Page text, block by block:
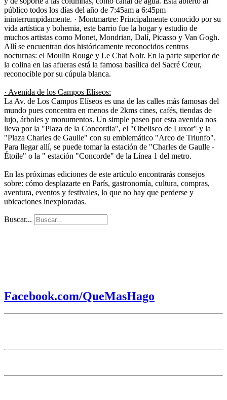
público todos los días del año de 7:45am a 6:45pm
ininterrumpidamente. · Montmartre: Principalmente conocido por su
vida artística y bohemia, este barrio fue la hogar y estudio de
muchos artistas como Monet, Mondrian, Dalí, Picasso y Van Gogh.
Allí se encuentran dos históricamente reconocidos centros
nocturnas: el Moulin Rouge y Le Chat Noir. En la parte superior de
la colina en las afueras está la famosa basílica del Sacré Cœur,
reconocible por su cúpula blanca.
· Avenida de los Campos Elíseos:
La Av. de Los Campos Elíseos es una de las calles más famosas del
mundo pues concentra en menos de 2kms cines, cafés, tiendas de
lujo, árboles y monumentos. Un simple paseo por esta avenida nos
lleva por la "Plaza de la Concordia", el "Obelisco de Luxor" y la
"Plaza Charles de Gaulle" con su emblemático "Arco de Triunfo".
Para llegar allí, se puede tomar la estación de "Charles de Gaulle -
Étoile" o la " estación "Concorde" de la Línea 1 del metro.
En las próximas ediciones de este artículo encontrarás consejos
sobre: cómo desplazarte en París, gastronomía, cultura, compras,
aventura, eventos y festivales, lo que no hay que perderse y
ubicaciones inexploradas.
Buscar...
Facebook.com/QueMasHago